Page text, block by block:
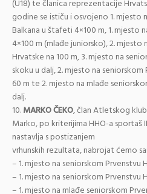
(U18) te članica reprezentacije
godine se ističu i osvojeno 1. mjesto
Balkana u štafeti 4×100 m, 1. mjesto
4×100 m (mlađe juniorsko), 2. mjesto
Hrvatske na 100 m, 3. mjesto na
skoku u dalj, 2. mjesto na
60 m te 2. mjesto na mlađe
dalj.
10.MARKO ČEKO, član Atletskog
Marko, po kriterijima HHO-a
nastavlja s postizanjem
vrhunskih rezultata, nabrojat ćemo
– 1. mjesto na seniorskom Prvenstvu
– 1. mjesto na seniorskom Prvenstvu
– 1. mjesto na mlađe seniorskom